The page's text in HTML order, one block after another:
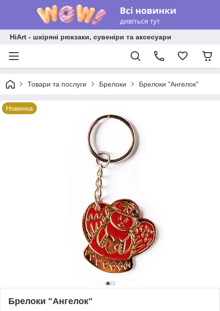
HiArt - шкіряні рюкзаки, сувеніри та аксесуари
Товари та послуги Брелоки Брелоки "Ангелок"
Новинка
Брелоки "Ангелок"